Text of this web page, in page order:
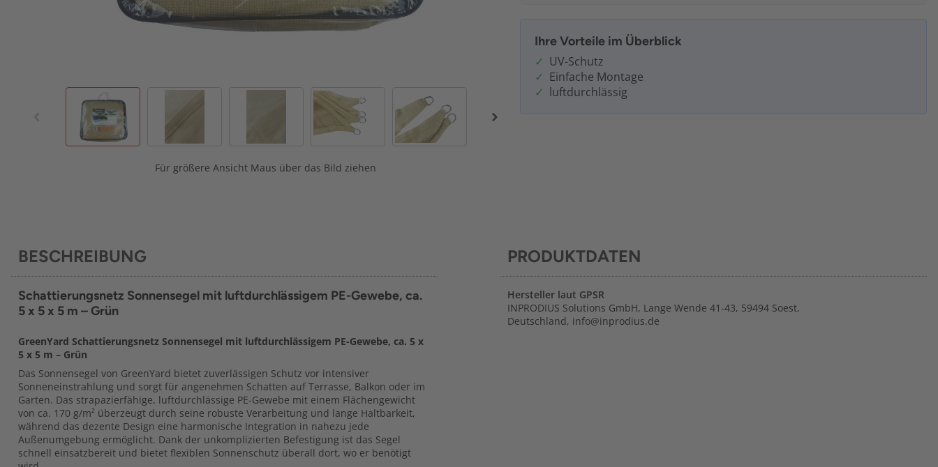
Für größere Ansicht Maus über das Bild ziehen
Ihre Vorteile im Überblick
UV-Schutz
Einfache Montage
luftdurchlässig
BESCHREIBUNG
Schattierungsnetz Sonnensegel mit luftdurchlässigem PE-Gewebe, ca.
5 x 5 x 5 m – Grün
GreenYard Schattierungsnetz Sonnensegel mit luftdurchlässigem PE-Gewebe, ca. 5 x
5 x 5 m – Grün
Das Sonnensegel von GreenYard bietet zuverlässigen Schutz vor intensiver
Sonneneinstrahlung und sorgt für angenehmen Schatten auf Terrasse, Balkon oder im
Garten. Das strapazierfähige, luftdurchlässige PE-Gewebe mit einem Flächengewicht
von ca. 170 g/m² überzeugt durch seine robuste Verarbeitung und lange Haltbarkeit,
während das dezente Design eine harmonische Integration in nahezu jede
Außenumgebung ermöglicht. Dank der unkomplizierten Befestigung ist das Segel
schnell einsatzbereit und bietet flexiblen Sonnenschutz überall dort, wo er benötigt
PRODUKTDATEN
Hersteller laut GPSR
INPRODIUS Solutions GmbH, Lange Wende 41-43, 59494 Soest,
Deutschland, info@inprodius.de